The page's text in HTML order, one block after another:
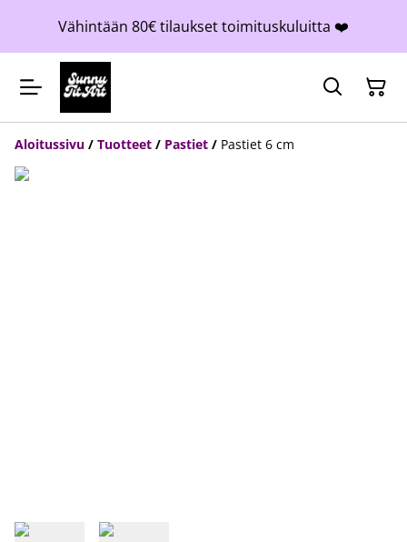
Vähintään 80€ tilaukset toimituskuluitta ❤️
Aloitussivu / Tuotteet / Pastiet / Pastiet 6 cm